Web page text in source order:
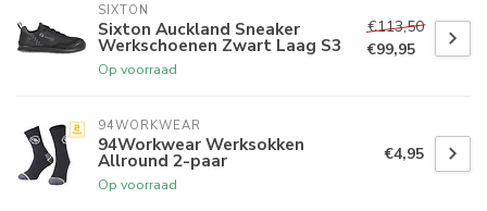
SIXTON
Sixton Auckland Sneaker
Werkschoenen Zwart Laag S3
Op voorraad
€113,50
€99,95
94WORKWEAR
94Workwear Werksokken
Allround 2-paar
Op voorraad
€4,95